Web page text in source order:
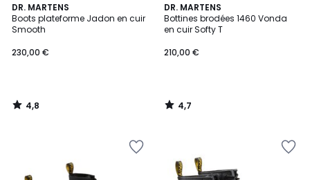
DR. MARTENS
Boots plateforme Jadon en cuir
Smooth
230,00 €
4,8
/ 5
4,8
/
DR. MARTENS
Bottines brodées 1460 Vonda
en cuir Softy T
210,00 €
4,7
/ 5
4,7
/